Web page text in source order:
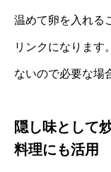
温めて卵を入れる
リンクになります
ないので必要な場
隠し味として
料理にも活用